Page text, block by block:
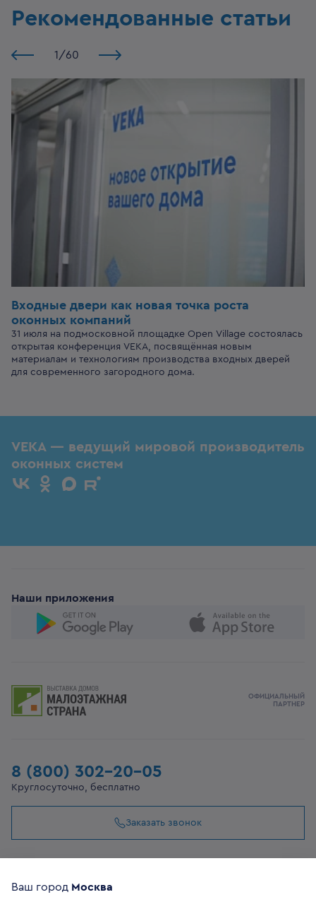
Рекомендованные статьи
1 /60
Входные двери как новая точка роста
оконных компаний
31 июля на подмосковной площадке Open Village состоялась
открытая конференция VEKA, посвящённая новым
материалам и технологиям производства входных дверей
для современного загородного дома.
VEKA — ведущий мировой производитель
оконных систем
Наши приложения
8 (800) 302-20-05
Круглосуточно, бесплатно
Заказать звонок
ОФИЦИАЛЬНЫЙ
ПАРТНЕР
Ваш город Москва